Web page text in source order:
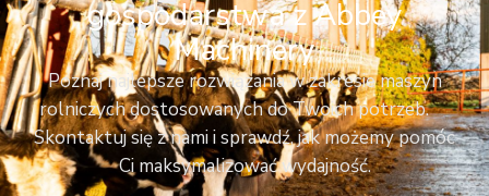
gospodarstwa z Abbey
Machinery
Poznaj najlepsze rozwiązania w zakresie maszyn
rolniczych dostosowanych do Twoich potrzeb.
Skontaktuj się z nami i sprawdź, jak możemy pomóc
Ci maksymalizować wydajność.